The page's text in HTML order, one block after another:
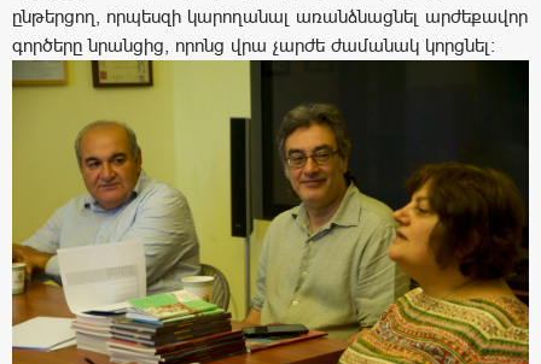
ընթերցող, որպեսզի կարողանալ առանձնացնել արժեքավոր
գործերը նրանցից, որոնց վրա չարժե ժամանակ կորցնել: